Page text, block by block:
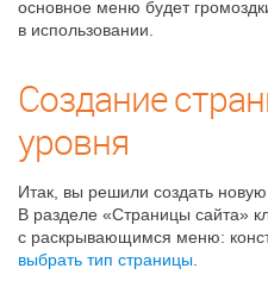
основное меню будет
в использовании.
Создание
уровня
Итак, вы решили создать новую
В разделе «Страницы сайта»
с раскрывающимся меню:
выбрать тип страницы